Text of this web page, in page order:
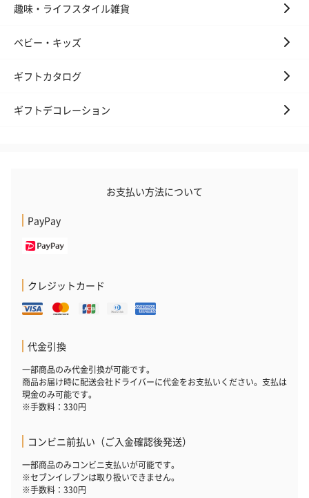
おつまみ・その他
す。
のオイル漬（981円）
趣味・ライフスタイル雑貨
ベビー・キッズ
ギフトカタログ
ギフトデコレーション
お支払い方法について
PayPay
クレジットカード
代金引換
一部商品のみ代金引換が可能です。
商品お届け時に配送会社ドライバーに代金をお支払いください。支払は
現金のみ可能です。
※手数料：330円
コンビニ前払い（ご入金確認後発送）
一部商品のみコンビニ支払いが可能です。
※セブンイレブンは取り扱いできません。
※手数料：330円